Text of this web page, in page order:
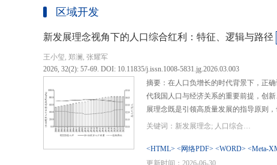
例，采用半结构化访谈法收集数据资料
理的路径策略。研究表明，毗邻省际协
达成多向度的系统性治理行动过程。新
策略首先是厘清国家战略政策要求、省
众期望，凝聚利益相关主体的协作治理
开放治理必须积极作为的必答题。其次
规划，构建去中心化的组织结构总体布
网络协同治理的比较优势和互补功能，
区域开发
新发展理念视角下的人口综合红利：特征、逻辑与路径
王小玺, 郑澜, 张耀军
2026, 32(2): 57-69. DOI: 10.11835/j.issn.1008-5831.jg.2026.03.003
摘要：在人口负增长的时代背景下，正
代我国人口与经济关系的重要前提，创
展理念既是引领高质量发展的指导原则
角。从内涵特征看，新时代的人口综合
位和发展进程，以人口数量、结构、素
展理念为导向，通过政策措施的适应性
关键词：新发展理念; 人口综合红利; 高质量发展; 人口政策; 中国式现代化
<HTML> <网络PDF> <WORD> <Meta-
更新时间：2026-06-30